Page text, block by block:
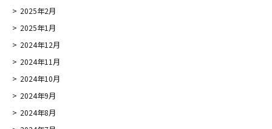
2025年2月
2025年1月
2024年12月
2024年11月
2024年10月
2024年9月
2024年8月